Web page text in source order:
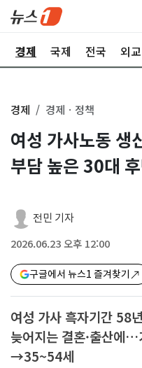
경제 국제 전국 외교
경제 경제ㆍ정책
여성 가사노동
부담 높은 30대
전민 기자
2026.06.23 오후 12:00
구글에서 뉴스1 즐겨찾기
여성 가사 흑자기간 58
늦어지는 결혼·출산에
→35~54세